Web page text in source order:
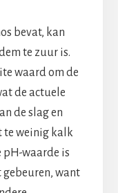
bevat, kan
te zuur is.
waard om de
de actuele
de slag en
te weinig kalk
pH-waarde is
want